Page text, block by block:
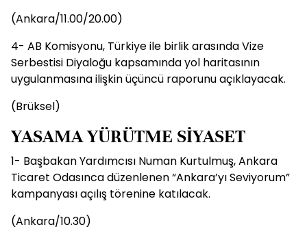
(Ankara/11.00/20.00)
4- AB Komisyonu, Türkiye ile birlik arasında Vize
Serbestisi Diyaloğu kapsamında yol haritasının
uygulanmasına ilişkin üçüncü raporunu açıklayacak.
(Brüksel)
YASAMA YÜRÜTME SİYASET
1- Başbakan Yardımcısı Numan Kurtulmuş, Ankara
Ticaret Odasınca düzenlenen “Ankara’yı Seviyorum”
kampanyası açılış törenine katılacak.
(Ankara/10.30)